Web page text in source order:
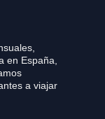
en España,
a viajar